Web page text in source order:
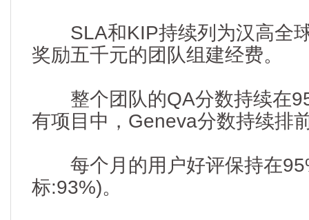
SLA和KIP持续列为汉高全
奖励五千元的团队组建经费。
整个团队的QA分数持续在
有项目中，Geneva分数持续排
每个月的用户好评保持在
标:93%)。